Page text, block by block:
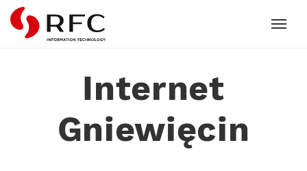
RFC
Internet
Gniewięcin